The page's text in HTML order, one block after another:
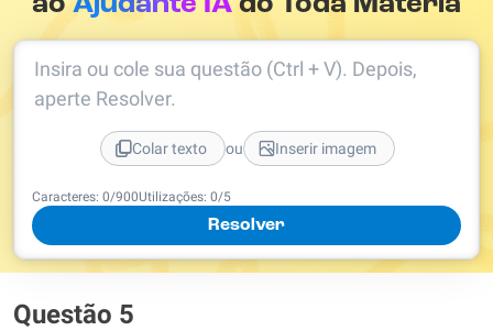
Caracteres: 0/900Utilizações: 0/5
Resolver
Insira ou cole sua questão (Ctrl + V). Depois,
aperte Resolver.
Colar texto ou Inserir imagem
Questão 5